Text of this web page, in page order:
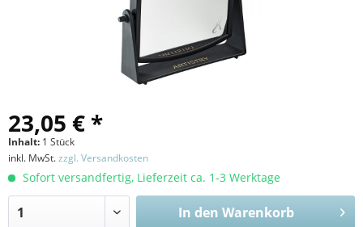
23,05 € *
Inhalt: 1 Stück
inkl. MwSt.zzgl. Versandkosten
Sofort versandfertig, Lieferzeit ca. 1-3 Werktage
In den Warenkorb